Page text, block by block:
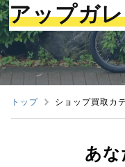
アップガ
トップ ショップ買取カ
あな